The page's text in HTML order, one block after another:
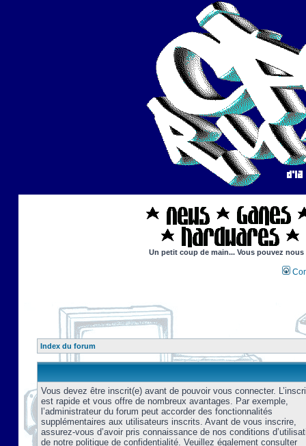
Un petit coup de main... Vous pouvez
Index du forum
Vous devez être inscrit(e) avant de pouvoir vous connecter.
est rapide et vous offre de nombreux avantages. Par exemple,
l’administrateur du forum peut accorder des fonctionnalités
supplémentaires aux utilisateurs inscrits. Avant de vous inscrire,
assurez-vous d’avoir pris connaissance de nos conditions
de notre politique de confidentialité. Veuillez également consulter